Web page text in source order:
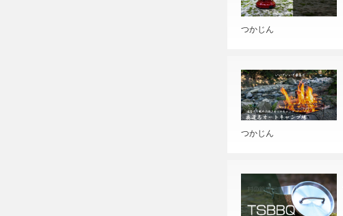
つかじん
つかじん